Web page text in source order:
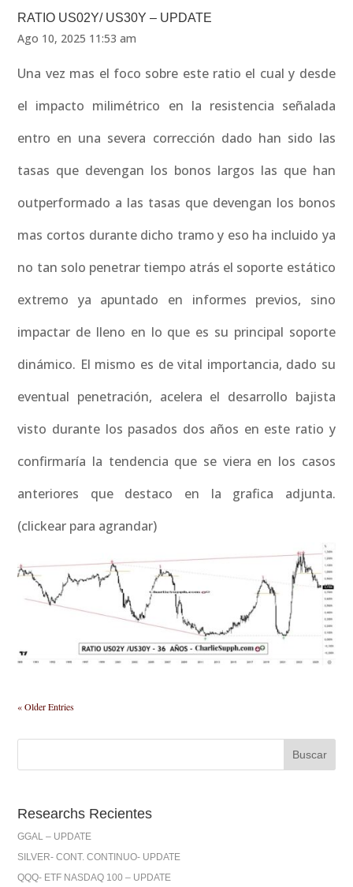
RATIO US02Y/ US30Y – UPDATE
Ago 10, 2025 11:53 am
Una vez mas el foco sobre este ratio el cual y desde
el impacto milimétrico en la resistencia señalada
entro en una severa corrección dado han sido las
tasas que devengan los bonos largos las que han
outperformado a las tasas que devengan los bonos
mas cortos durante dicho tramo y eso ha incluido ya
no tan solo penetrar tiempo atrás el soporte estático
extremo ya apuntado en informes previos, sino
impactar de lleno en lo que es su principal soporte
dinámico. El mismo es de vital importancia, dado su
eventual penetración, acelera el desarrollo bajista
visto durante los pasados dos años en este ratio y
confirmaría la tendencia que se viera en los casos
anteriores que destaco en la grafica adjunta.
(clickear para agrandar)
« Older Entries
Researchs Recientes
GGAL – UPDATE
SILVER- CONT. CONTINUO- UPDATE
QQQ- ETF NASDAQ 100 – UPDATE